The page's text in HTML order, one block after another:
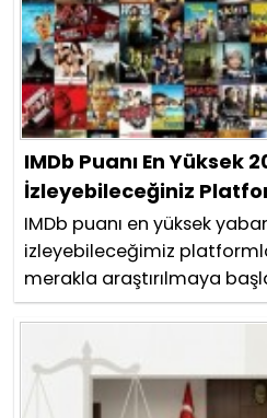
IMDb Puanı En Yüksek
İzleyebileceğiniz
IMDb puanı en yüksek
izleyebileceğimiz
merakla araştırılmaya